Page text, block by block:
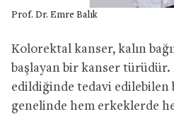
Prof. Dr. Emre Balık
Kolorektal kanser, kalın
başlayan bir kanser
edildiğinde tedavi edilebilen
genelinde hem erkeklerde